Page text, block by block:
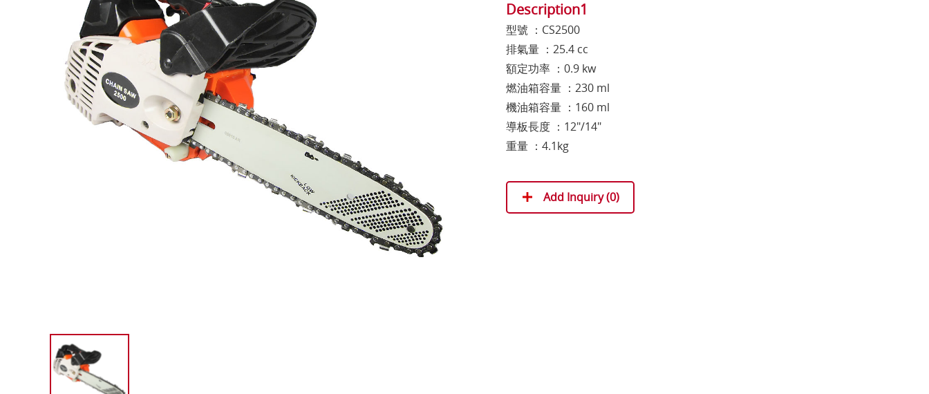
Description1
型號 ：CS2500
排氣量 ：25.4 cc
額定功率 ：0.9 kw
燃油箱容量 ：230 ml
機油箱容量 ：160 ml
導板長度 ：12"/14"
重量 ：4.1kg
Add Inquiry (0)